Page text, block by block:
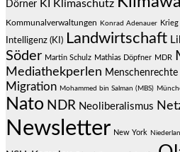
Dörner KI Klimaschutz
Kommunalverwaltungen Konrad Adenauer Krieg
Intelligenz (KI) Landwirtschaft
Söder Martin Schulz Mathias Döpfner MDR
Mediathekperlen Menschenrechte
Migration Mohammed bin Salman (MBS)
Nato NDR Neoliberalismus
Newsletter New York